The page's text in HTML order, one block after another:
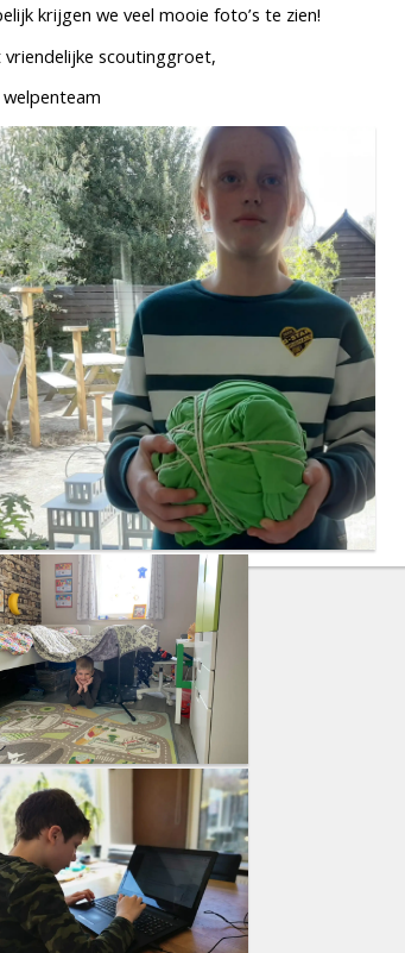
krijgen we veel mooie foto’s te zien!
vriendelijke scoutinggroet,